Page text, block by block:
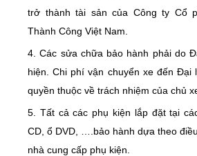
trở thành tài sản của Công ty Cổ
Thành Công Việt Nam.
4. Các sửa chữa bảo hành phải do
hiện. Chi phí vận chuyển xe đến
quyền thuộc về trách nhiệm của chủ
5. Tất cả các phụ kiện lắp đặt tại
CD, ổ DVD, ….bảo hành dựa theo
nhà cung cấp phụ kiện.